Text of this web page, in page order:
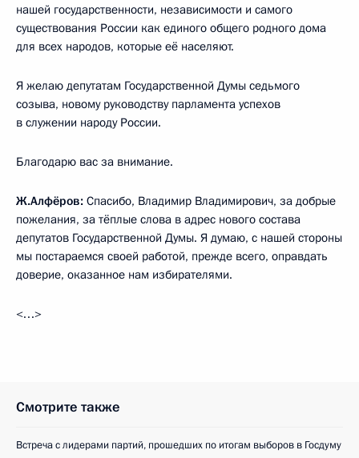
нашей государственности, независимости и самого
существования России как единого общего родного дома
для всех народов, которые её населяют.
Я желаю депутатам Государственной Думы седьмого
созыва, новому руководству парламента успехов
в служении народу России.
Благодарю вас за внимание.
Ж.Алфёров: Спасибо, Владимир Владимирович, за добрые
пожелания, за тёплые слова в адрес нового состава
депутатов Государственной Думы. Я думаю, с нашей стороны
мы постараемся своей работой, прежде всего, оправдать
доверие, оказанное нам избирателями.
<…>
Смотрите также
Встреча с лидерами партий, прошедших по итогам выборов в Госдуму